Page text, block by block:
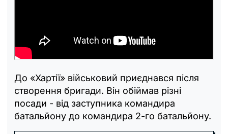
До «Хартії» військовий приєднався після
створення бригади. Він обіймав різні
посади - від заступника командира
батальйону до командира 2-го батальйону.